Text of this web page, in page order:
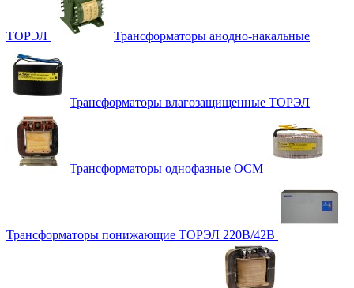
ТОРЭЛ Трансформаторы анодно-накальные
Трансформаторы влагозащищенные ТОРЭЛ
Трансформаторы однофазные ОСМ
Трансформаторы понижающие ТОРЭЛ 220В/42В